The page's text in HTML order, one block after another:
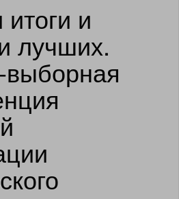
и
лучших.